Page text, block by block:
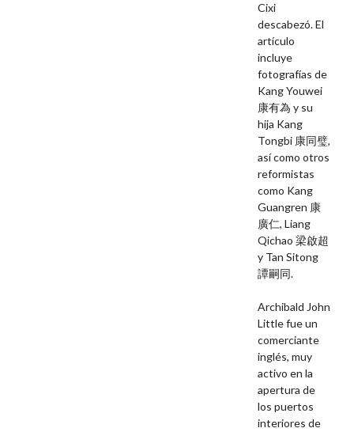
Cixi
descabezó. El
artículo
incluye
fotografías de
Kang Youwei
康有為 y su
hija Kang
Tongbi 康同璧,
así como otros
reformistas
como Kang
Guangren 康
廣仁, Liang
Qichao 梁啟超
y Tan Sitong
譚嗣同.
Archibald John
Little fue un
comerciante
inglés, muy
activo en la
apertura de
los puertos
interiores de